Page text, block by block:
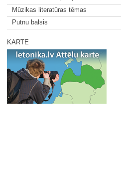
Mūzikas literatūras tēmas
Putnu balsis
KARTE